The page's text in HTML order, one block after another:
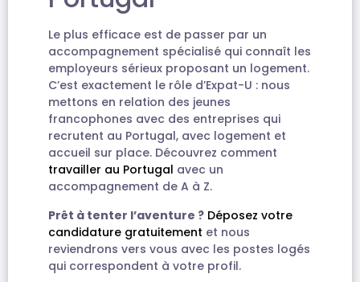
Le plus efficace est de passer par un
accompagnement spécialisé qui connaît les
employeurs sérieux proposant un logement.
C’est exactement le rôle d’Expat-U : nous
mettons en relation des jeunes
francophones avec des entreprises qui
recrutent au Portugal, avec logement et
accueil sur place. Découvrez comment
travailler au Portugal avec un
accompagnement de A à Z.
Prêt à tenter l’aventure ? Déposez votre
candidature gratuitement et nous
reviendrons vers vous avec les postes logés
qui correspondent à votre profil.